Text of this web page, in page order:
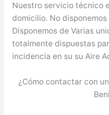
Nuestro servicio técnico
domicilio. No
Disponemos de Varias
totalmente dispuestas
incidencia en su su Aire
¿Cómo contactar con